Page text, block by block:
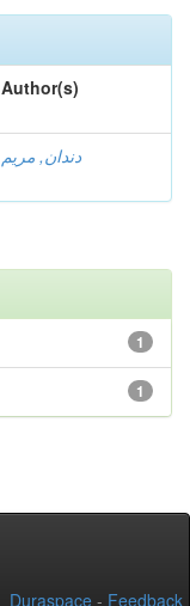
Author(s)
دندان, مريم
1
1
Duraspace - Feedback